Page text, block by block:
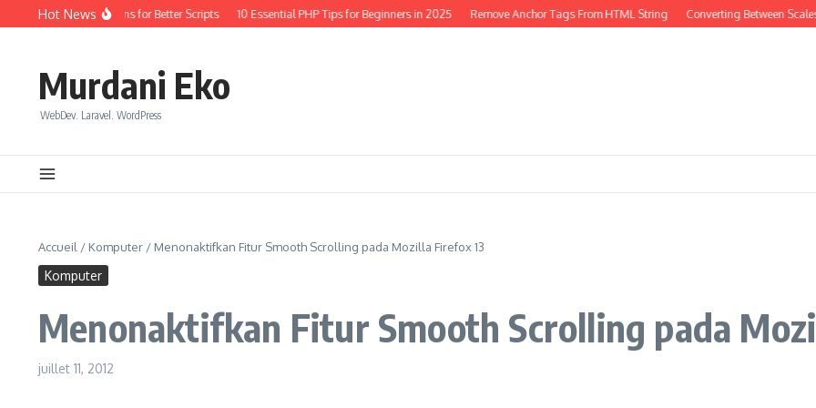
Aller au contenu
Hot News
Coding: Quick Wins for Better Scripts 10 Essential PHP Tips for Beginners in 2025 Remove Anchor Tags From HTML String Converting Between Scales
Murdani Eko
WebDev. Laravel. WordPress
Accueil / Komputer / Menonaktifkan Fitur Smooth Scrolling pada Mozilla Firefox 13
Komputer
Menonaktifkan Fitur Smooth Scrolling pada
juillet 11, 2012